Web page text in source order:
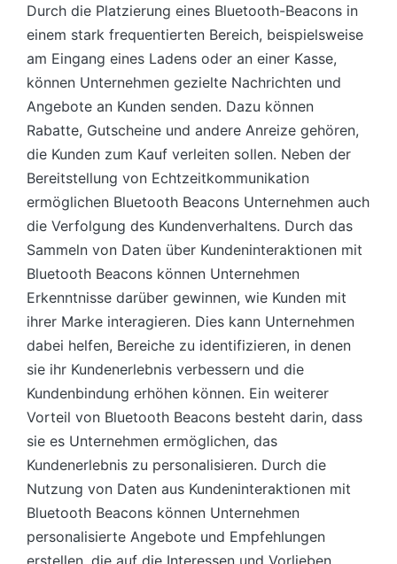
Durch die Platzierung eines Bluetooth-Beacons in
einem stark frequentierten Bereich, beispielsweise
am Eingang eines Ladens oder an einer Kasse,
können Unternehmen gezielte Nachrichten und
Angebote an Kunden senden. Dazu können
Rabatte, Gutscheine und andere Anreize gehören,
die Kunden zum Kauf verleiten sollen. Neben der
Bereitstellung von Echtzeitkommunikation
ermöglichen Bluetooth Beacons Unternehmen auch
die Verfolgung des Kundenverhaltens. Durch das
Sammeln von Daten über Kundeninteraktionen mit
Bluetooth Beacons können Unternehmen
Erkenntnisse darüber gewinnen, wie Kunden mit
ihrer Marke interagieren. Dies kann Unternehmen
dabei helfen, Bereiche zu identifizieren, in denen
sie ihr Kundenerlebnis verbessern und die
Kundenbindung erhöhen können. Ein weiterer
Vorteil von Bluetooth Beacons besteht darin, dass
sie es Unternehmen ermöglichen, das
Kundenerlebnis zu personalisieren. Durch die
Nutzung von Daten aus Kundeninteraktionen mit
Bluetooth Beacons können Unternehmen
personalisierte Angebote und Empfehlungen
erstellen, die auf die Interessen und Vorlieben